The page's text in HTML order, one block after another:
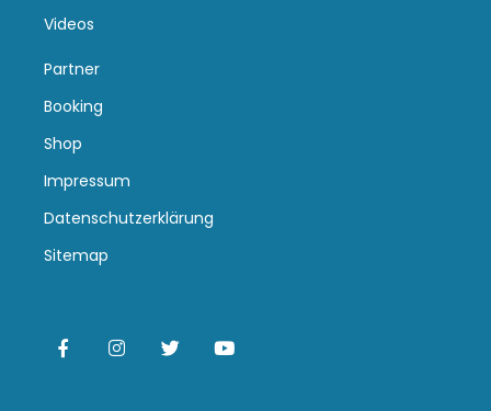
Videos
Partner
Booking
Shop
Impressum
Datenschutzerklärung
Sitemap